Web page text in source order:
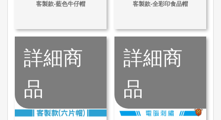
客製款-藍色牛仔帽 客製款-全彩印食品帽
詳細商
品
詳細商
品